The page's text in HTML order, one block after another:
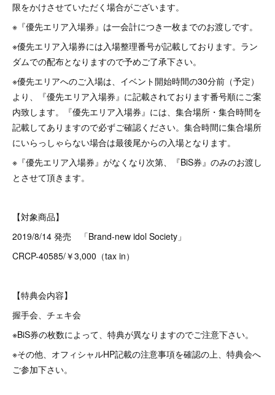
限をかけさせていただく場合がございます。
※『優先エリア入場券』は一会計につき一枚までのお渡しです。
※優先エリア入場券には入場整理番号が記載しております。ラン
ダムでの配布となりますので予めご了承下さい。
※優先エリアへのご入場は、イベント開始時間の30分前（予定）
より、『優先エリア入場券』に記載されております番号順にご案
内致します。『優先エリア入場券』には、集合場所・集合時間を
記載してありますので必ずご確認ください。集合時間に集合場所
にいらっしゃらない場合は最後尾からの入場となります。
※『優先エリア入場券』がなくなり次第、『BiS券』のみのお渡し
とさせて頂きます。
【対象商品】
2019/8/14 発売 「Brand-new idol Society」
CRCP-40585/￥3,000（tax in）
【特典会内容】
握手会、チェキ会
※BiS券の枚数によって、特典が異なりますのでご注意下さい。
※その他、オフィシャルHP記載の注意事項を確認の上、特典会へ
ご参加下さい。